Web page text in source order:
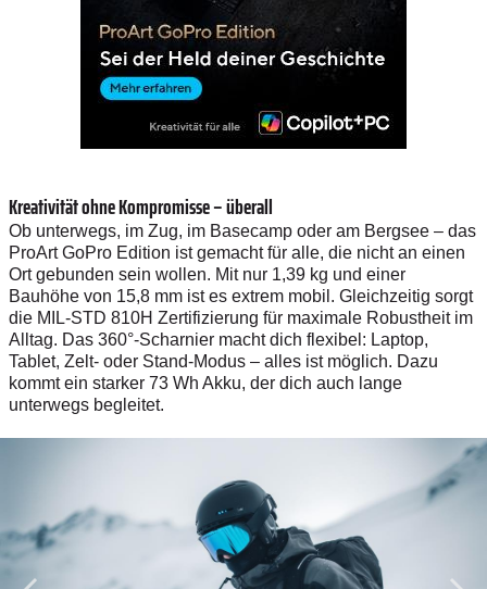
Kreativität ohne Kompromisse – überall
Ob unterwegs, im Zug, im Basecamp oder am Bergsee – das
ProArt GoPro Edition ist gemacht für alle, die nicht an einen
Ort gebunden sein wollen. Mit nur 1,39 kg und einer
Bauhöhe von 15,8 mm ist es extrem mobil. Gleichzeitig sorgt
die MIL-STD 810H Zertifizierung für maximale Robustheit im
Alltag. Das 360°-Scharnier macht dich flexibel: Laptop,
Tablet, Zelt- oder Stand-Modus – alles ist möglich. Dazu
kommt ein starker 73 Wh Akku, der dich auch lange
unterwegs begleitet.